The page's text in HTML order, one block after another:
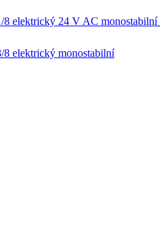
8 elektrický 24 V AC monostabilní
8 elektrický monostabilní